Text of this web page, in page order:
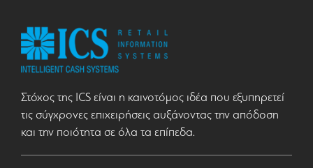
Στόχος της ICS είναι η καινοτόμος ιδέα που εξυπηρετεί
τις σύγχρονες επιχειρήσεις αυξάνοντας την απόδοση
και την ποιότητα σε όλα τα επίπεδα.